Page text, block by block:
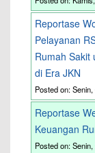
Reportase
Pelayanan
Rumah Sakit
di Era JKN
Posted on:
Reportase
Keuangan
Posted on: